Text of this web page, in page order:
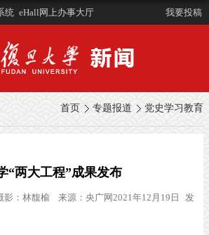
统 eHall网上办事大厅 我要投稿
首页 专题报道 党史学习教育
“两大工程”成果发布
影： 林馥榆 来源： 央广网2021年12月19日
发